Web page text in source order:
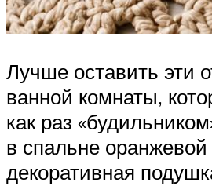
Лучше оставить эти
ванной комнаты,
как раз
в спальне
декоративная